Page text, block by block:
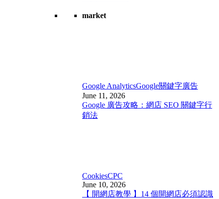
market
Google AnalyticsGoogle關鍵字廣告
June 11, 2026
Google 廣告攻略：網店 SEO 關鍵字行
銷法
CookiesCPC
June 10, 2026
【 開網店教學 】14 個開網店必須認識